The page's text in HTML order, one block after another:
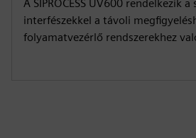
A SIPROCESS UV600 rendelkezik a
interfészekkel a távoli
folyamatvezérlő rendszerekhez